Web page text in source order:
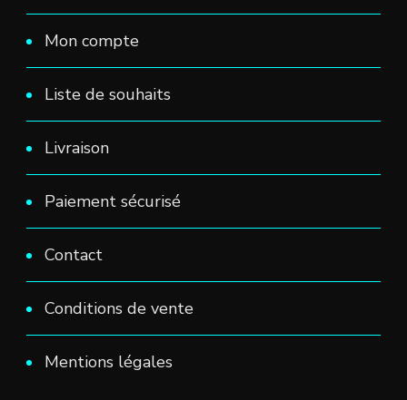
Mon compte
Liste de souhaits
Livraison
Paiement sécurisé
Contact
Conditions de vente
Mentions légales